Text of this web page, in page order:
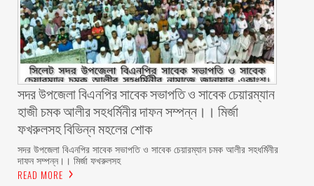
সদর উপজেলা বিএনপির সাবেক সভাপতি ও সাবেক চেয়ারম্যান
হাজী চমক আলীর সহধর্মিনীর দাফন সম্পন্ন।। মির্জা
ফখরুলসহ বিভিন্ন মহলের শোক
সদর উপজেলা বিএনপির সাবেক সভাপতি ও সাবেক চেয়ারম্যান চমক আলীর সহধর্মিনীর
দাফন সম্পন্ন।। মির্জা ফখরুলসহ
READ MORE